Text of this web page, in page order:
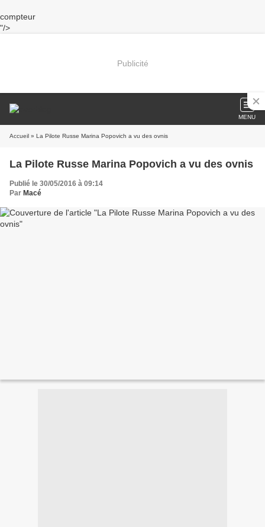
compteur
"/>
Publicité
MENU
Accueil » La Pilote Russe Marina Popovich a vu des ovnis
La Pilote Russe Marina Popovich a vu des ovnis
Publié le 30/05/2016 à 09:14
Par Macé